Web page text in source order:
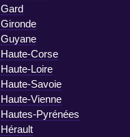
Gard
Gironde
Guyane
Haute-Corse
Haute-Loire
Haute-Savoie
Haute-Vienne
Hautes-Pyrénées
Hérault